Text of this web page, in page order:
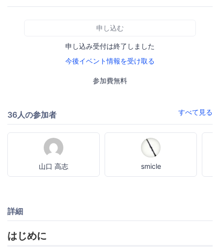
申し込む
申し込み受付は終了しました
今後イベント情報を受け取る
参加費無料
36人の参加者 すべて見る
山口 高志 smicle
詳細
はじめに